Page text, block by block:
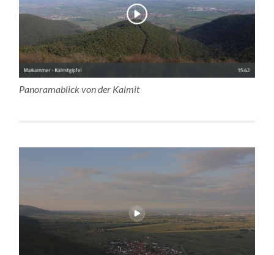
Panoramablick von der Kalmit